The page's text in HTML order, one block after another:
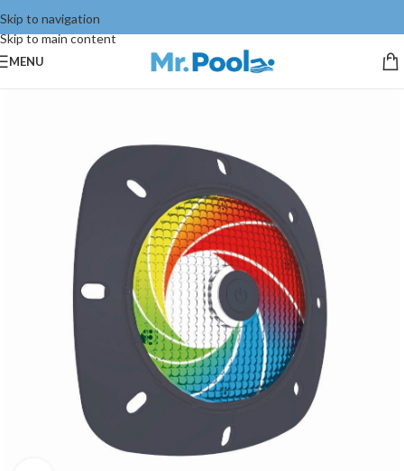
Skip to navigation
Skip to main content
MENU